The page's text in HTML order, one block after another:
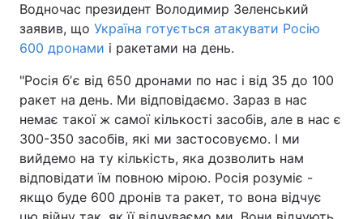
Водночас президент Володимир Зеленський
заявив, що Україна готується атакувати Росію
600 дронами і ракетами на день.
"Росія бʼє від 650 дронами по нас і від 35 до 100
ракет на день. Ми відповідаємо. Зараз в нас
немає такої ж самої кількості засобів, але в нас є
300-350 засобів, які ми застосовуємо. І ми
вийдемо на ту кількість, яка дозволить нам
відповідати їм повною мірою. Росія розуміє -
якщо буде 600 дронів та ракет, то вона відчує